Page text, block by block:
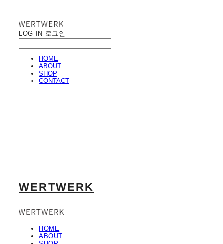
LOG IN 로그인
HOME
ABOUT
SHOP
CONTACT
WERTWERK
HOME
ABOUT